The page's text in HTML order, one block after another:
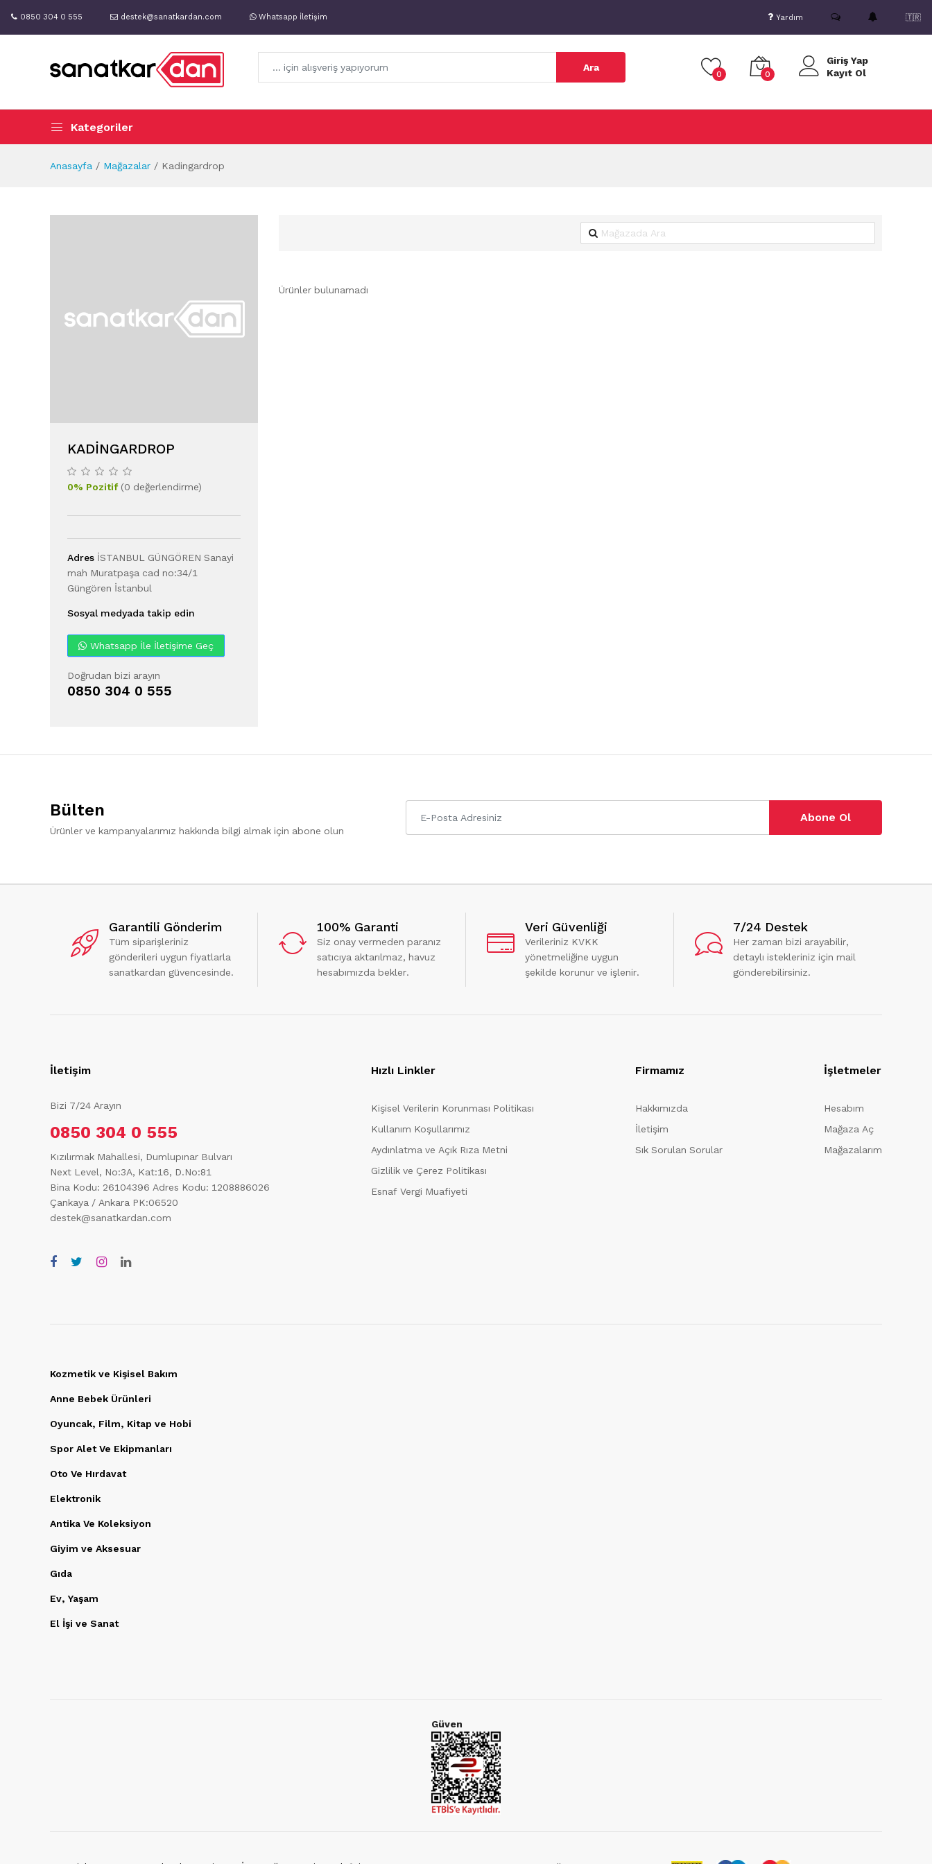
0850 304 0 555 destek@sanatkardan.com Whatsapp İletişim Yardım 🇹🇷
Ara
0 0
Giriş Yap
Kayıt Ol
Kategoriler
Anasayfa Mağazalar Kadingardrop
KADINGARDROP
0% Pozitif(0 değerlendirme)
Adres İSTANBUL GÜNGÖREN Sanayi
mah Muratpaşa cad no:34/1
Güngören İstanbul
Sosyal medyada takip edin
Whatsapp İle İletişime Geç
Doğrudan bizi arayın
0850 304 0 555
Ürünler bulunamadı
Bülten
Ürünler ve kampanyalarımız hakkında bilgi almak için abone olun
Abone Ol
Garantili Gönderim
Tüm siparişleriniz
gönderileri uygun fiyatlarla
sanatkardan güvencesinde.
100% Garanti
Siz onay vermeden paranız
satıcıya aktarılmaz, havuz
hesabımızda bekler.
Veri Güvenliği
Verileriniz KVKK
yönetmeliğine uygun
şekilde korunur ve işlenir.
7/24 Destek
Her zaman bizi arayabilir,
detaylı istekleriniz için mail
gönderebilirsiniz.
İletişim
Bizi 7/24 Arayın
0850 304 0 555
Kızılırmak Mahallesi, Dumlupınar Bulvarı
Next Level, No:3A, Kat:16, D.No:81
Bina Kodu: 26104396 Adres Kodu: 1208886026
Çankaya / Ankara PK:06520
destek@sanatkardan.com
Hızlı Linkler
Kişisel Verilerin Korunması Politikası
Kullanım Koşullarımız
Aydınlatma ve Açık Rıza Metni
Gizlilik ve Çerez Politikası
Esnaf Vergi Muafiyeti
Firmamız
Hakkımızda
İletişim
Sık Sorulan Sorular
İşletmeler
Hesabım
Mağaza Aç
Mağazalarım
Kozmetik ve Kişisel Bakım
Anne Bebek Ürünleri
Oyuncak, Film, Kitap ve Hobi
Spor Alet Ve Ekipmanları
Oto Ve Hırdavat
Elektronik
Antika Ve Koleksiyon
Giyim ve Aksesuar
Gıda
Ev, Yaşam
El İşi ve Sanat
Güven